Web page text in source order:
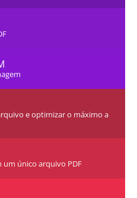
e optimizar o máximo a
um único arquivo PDF